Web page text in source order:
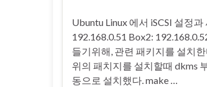
Ubuntu Linux 에서 iSCSI 설정
192.168.0.51 Box2:
들기위해, 관련 패키지를 설치
위의 패치지를 설치할때 dkms
동으로 설치했다. make …